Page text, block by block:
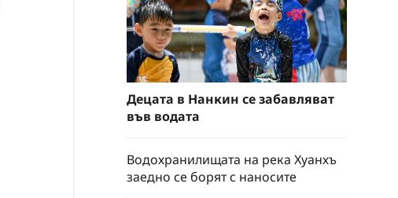
Децата в Нанкин се забавляват
във водата
Водохранилищата на река Хуанхъ
заедно се борят с наносите